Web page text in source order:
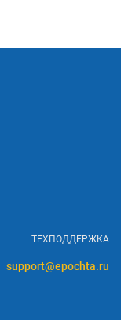
ТЕХПОДДЕРЖКА
support@epochta.ru